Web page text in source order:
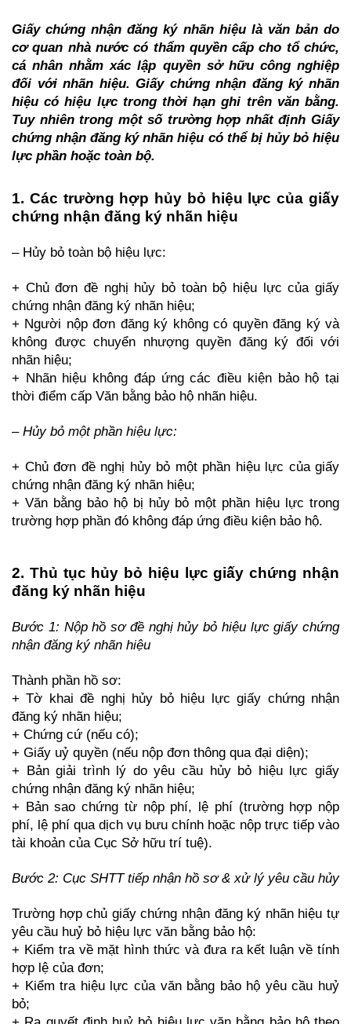
Giấy chứng nhận đăng ký nhãn hiệu là văn bản do
cơ quan nhà nước có thẩm quyền cấp cho tổ chức,
cá nhân nhằm xác lập quyền sở hữu công nghiệp
đối với nhãn hiệu. Giấy chứng nhận đăng ký nhãn
hiệu có hiệu lực trong thời hạn ghi trên văn bằng.
Tuy nhiên trong một số trường hợp nhất định Giấy
chứng nhận đăng ký nhãn hiệu có thể bị hủy bỏ hiệu
lực phần hoặc toàn bộ.
1. Các trường hợp hủy bỏ hiệu lực của giấy
chứng nhận đăng ký nhãn hiệu
– Hủy bỏ toàn bộ hiệu lực:
+ Chủ đơn đề nghị hủy bỏ toàn bộ hiệu lực của giấy
chứng nhận đăng ký nhãn hiệu;
+ Người nộp đơn đăng ký không có quyền đăng ký và
không được chuyển nhượng quyền đăng ký đối với
nhãn hiệu;
+ Nhãn hiệu không đáp ứng các điều kiện bảo hộ tại
thời điểm cấp Văn bằng bảo hộ nhãn hiệu.
– Hủy bỏ một phần hiệu lực:
+ Chủ đơn đề nghị hủy bỏ một phần hiệu lực của giấy
chứng nhận đăng ký nhãn hiệu;
+ Văn bằng bảo hộ bị hủy bỏ một phần hiệu lực trong
trường hợp phần đó không đáp ứng điều kiện bảo hộ.
2. Thủ tục hủy bỏ hiệu lực giấy chứng nhận
đăng ký nhãn hiệu
Bước 1: Nộp hồ sơ đề nghị hủy bỏ hiệu lực giấy chứng
nhận đăng ký nhãn hiệu
Thành phần hồ sơ:
+ Tờ khai đề nghị hủy bỏ hiệu lực giấy chứng nhận
đăng ký nhãn hiệu;
+ Chứng cứ (nếu có);
+ Giấy uỷ quyền (nếu nộp đơn thông qua đại diện);
+ Bản giải trình lý do yêu cầu hủy bỏ hiệu lực giấy
chứng nhận đăng ký nhãn hiệu;
+ Bản sao chứng từ nộp phí, lệ phí (trường hợp nộp
phí, lệ phí qua dịch vụ bưu chính hoặc nộp trực tiếp vào
tài khoản của Cục Sở hữu trí tuệ).
Bước 2: Cục SHTT tiếp nhận hồ sơ & xử lý yêu cầu hủy
Trường hợp chủ giấy chứng nhận đăng ký nhãn hiệu tự
yêu cầu huỷ bỏ hiệu lực văn bằng bảo hộ:
+ Kiểm tra về mặt hình thức và đưa ra kết luận về tính
hợp lệ của đơn;
+ Kiểm tra hiệu lực của văn bằng bảo hộ yêu cầu huỷ
bỏ;